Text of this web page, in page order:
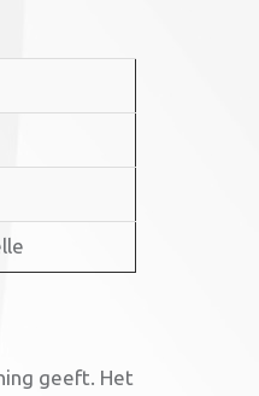
geeft. Het